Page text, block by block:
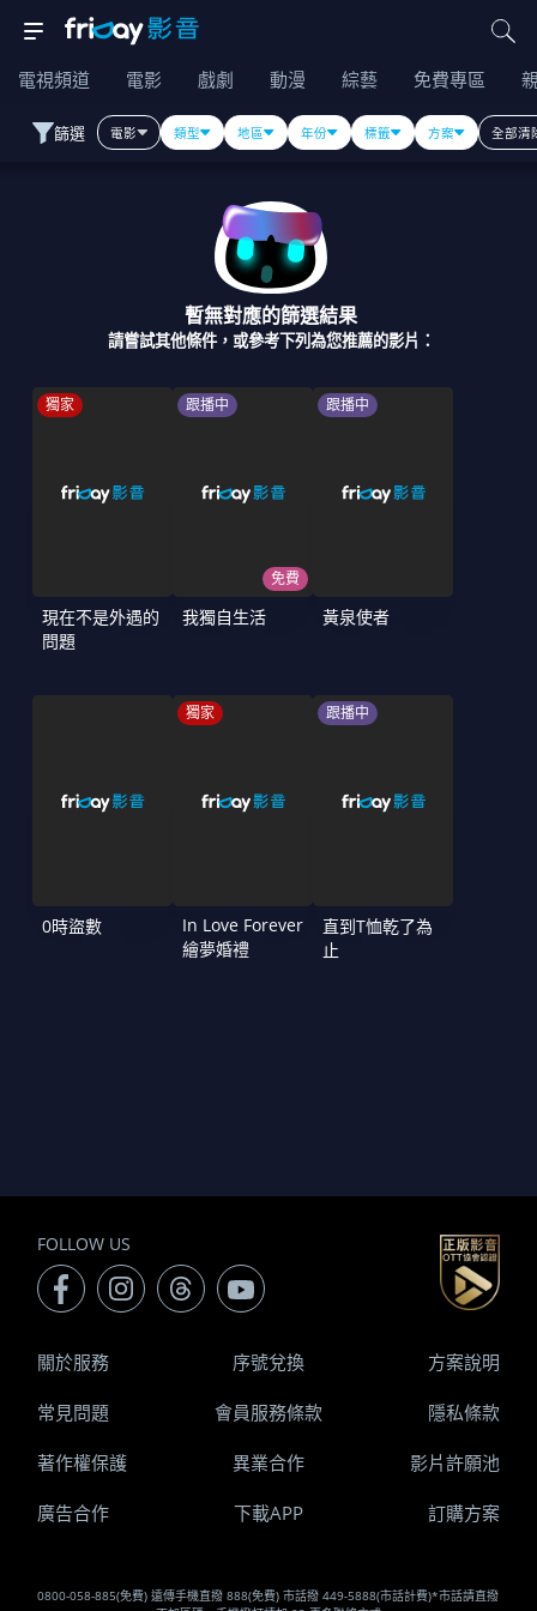
電視頻道 電影 戲劇 動漫 綜藝 免費專區
篩選 電影 類型 地區 年份 標籤 方案 全部清
暫無對應的篩選結果
請嘗試其他條件，或參考下列為您推薦的影片：
獨家
現在不是外遇的
問題
跟播中
免費
我獨自生活
跟播中
黃泉使者
0時盜數
獨家
In Love Forever
繪夢婚禮
跟播中
直到T恤乾了為
止
FOLLOW US
0800-058-885(免費) 遠傳手機直撥 888(免費) 市話撥 449-5888(市話計費)*市話請直撥
關於服務 序號兌換 方案說明
常見問題 會員服務條款 隱私條款
著作權保護 異業合作 影片許願池
廣告合作 下載APP 訂購方案